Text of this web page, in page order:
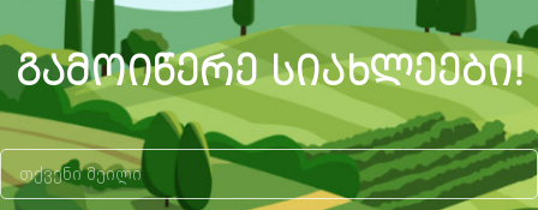
ᲒᲐᲛᲝᲘᲬᲔᲠᲔ ᲡᲘᲐᲮᲚᲔᲔᲑᲘ!